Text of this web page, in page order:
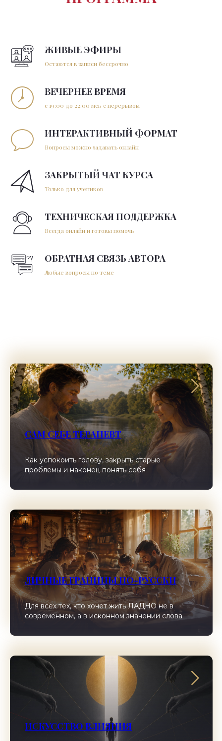
ЖИВЫЕ ЭФИРЫ
Остаются в записи бессрочно
ВЕЧЕРНЕЕ ВРЕМЯ
с 19:00 до 22:00 мск с перерывом
ИНТЕРАКТИВНЫЙ ФОРМАТ
Вопросы можно задавать онлайн
ЗАКРЫТЫЙ ЧАТ КУРСА
Только для учеников
ТЕХНИЧЕСКАЯ ПОДДЕРЖКА
Всегда онлайн и готовы помочь
ОБРАТНАЯ СВЯЗЬ АВТОРА
Любые вопросы по теме
САМ СЕБЕ ТЕРАПЕВТ
Как успокоить голову, закрыть старые
проблемы и наконец понять себя
ЛИЧНЫЕ ГРАНИЦЫ ПО-РУССКИ
Для всех тех, кто хочет жить ЛАДНО не в
современном, а в исконном значении слова
ИСКУССТВО ВЛИЯНИЯ